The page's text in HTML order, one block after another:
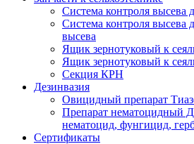
Система контроля высева
Система контроля высева
высева
Ящик зернотуковый к
Ящик зернотуковый к
Секция КРН
Дезинвазия
Овицидный препарат
Препарат нематоцидный
нематоцид, фунгицид,
Сертификаты